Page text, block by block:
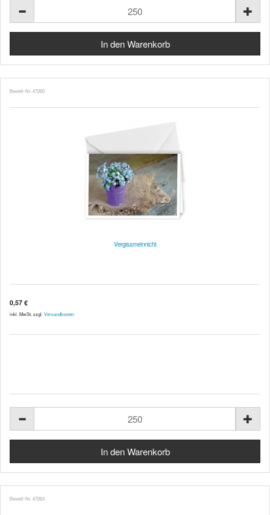
Bestell-Nr. 47260
Vergissmeinnicht
0,57 €
inkl. MwSt. zzgl. Versandkosten
Bestell-Nr. 47263